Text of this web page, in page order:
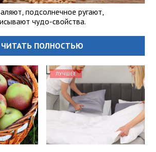
подсолнечное ругают,
чудо-свойства.
ЧИТАТЬ ПОЛНОСТЬЮ
ЛУЧШЕЕ